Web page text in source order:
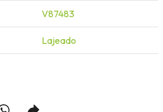
V87483
Lajeado